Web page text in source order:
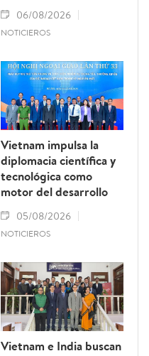
06/08/2026
NOTICIEROS
Vietnam impulsa la
diplomacia científica y
tecnológica como
motor del desarrollo
05/08/2026
NOTICIEROS
Vietnam e India buscan